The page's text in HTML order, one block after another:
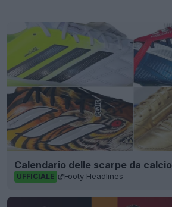
Calendario delle scarpe da calcio
UFFICIALE Footy Headlines